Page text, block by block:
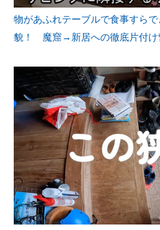
物があふれテーブルで食事すら
貌！ 魔窟→新居への徹底片付け